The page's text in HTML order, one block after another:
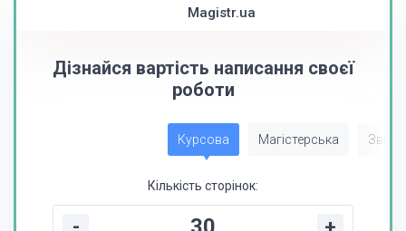
Magistr.ua
Дізнайся вартість написання своєї
роботи
Курсова Магістерська Звіт
Кількість сторінок:
- +